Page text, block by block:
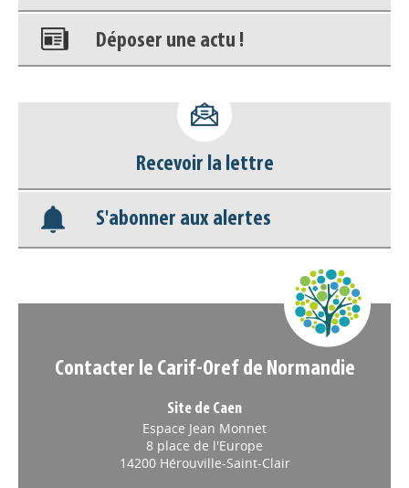
Déposer une actu !
déconnecter)
Base documentaire
Nos veilles Scoop.it
Recevoir la lettre
S'abonner aux alertes
Contacter le Carif-Oref de Normandie
Site de Caen
Espace Jean Monnet
8 place de l'Europe
14200 Hérouville-Saint-Clair